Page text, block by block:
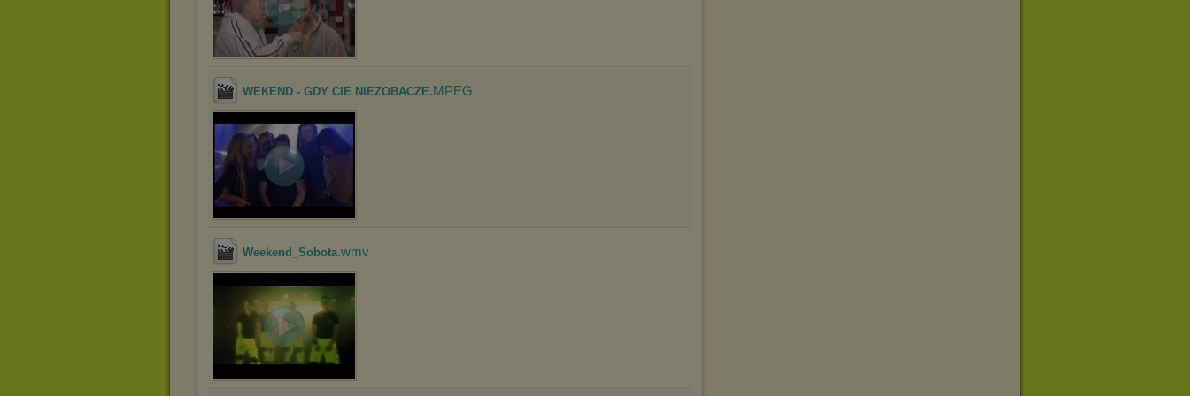
WEKEND - GDY CIE NIEZOBACZE.MPEG
Weekend_Sobota.wmv